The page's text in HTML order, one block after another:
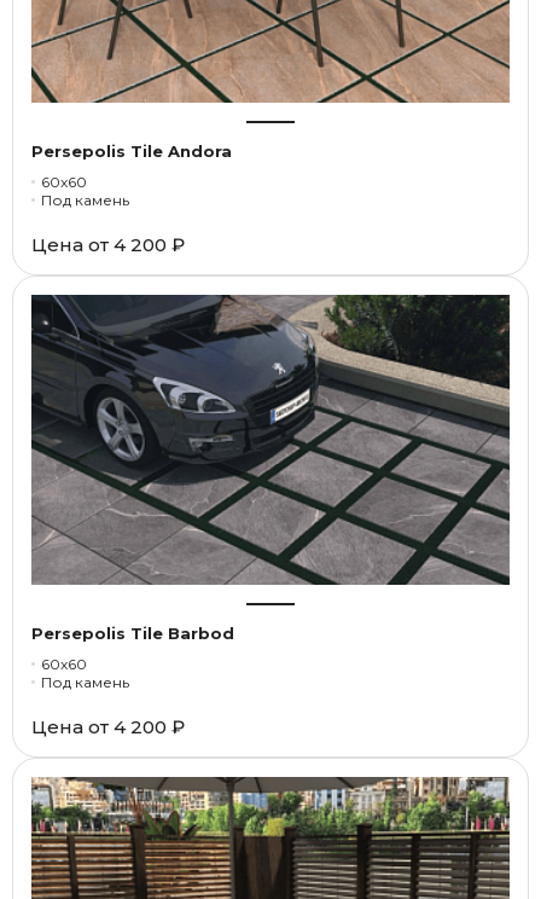
Persepolis Tile Andora
60x60
Под камень
Цена от 4 200 ₽
Persepolis Tile Barbod
60x60
Под камень
Цена от 4 200 ₽